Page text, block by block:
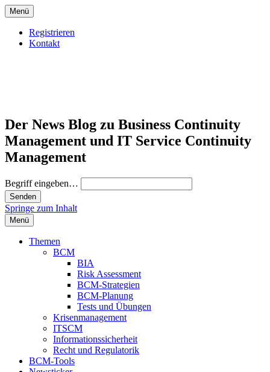
Menü
Registrieren
Kontakt
Der News Blog zu Business Continuity
Management und IT Service Continuity
Management
Begriff eingeben…
Springe zum Inhalt
Menü
Themen
BCM
BIA
Risk Assessment
BCM-Strategien
BCM-Planung
Tests und Übungen
Krisenmanagement
ITSCM
Informationssicherheit
Recht und Regulatorik
BCM-Tools